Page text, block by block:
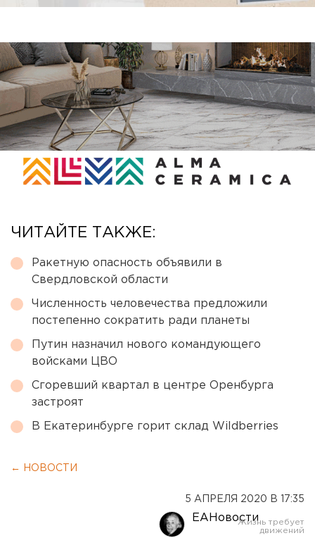
ЧИТАЙТЕ ТАКЖЕ:
Ракетную опасность объявили в
Свердловской области
Численность человечества предложили
постепенно сократить ради планеты
Путин назначил нового командующего
войсками ЦВО
Сгоревший квартал в центре Оренбурга
застроят
В Екатеринбурге горит склад Wildberries
← НОВОСТИ
5 АПРЕЛЯ 2020 В 17:35
ЕАНовости